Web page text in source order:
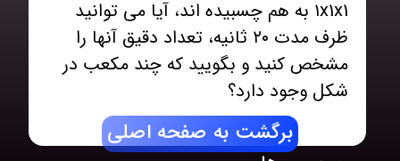
۱x1x1 به هم چسبیده اند، آیا می توانید
ظرف مدت ۲۰ ثانیه، تعداد دقیق آنها را
مشخص کنید و بگویید که چند مکعب در
شکل وجود دارد؟
برگشت به صفحه اصلی